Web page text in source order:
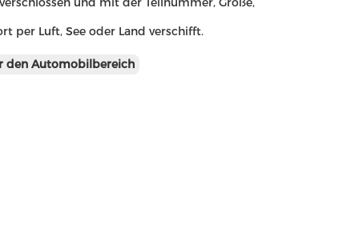
per Luft, See oder Land verschifft.
den Automobilbereich